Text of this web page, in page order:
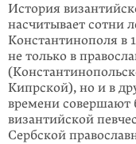
История
насчитывает сотни
Константинополя в
не только в
Кипрской), но и в
времени совершают
византийской
Сербской